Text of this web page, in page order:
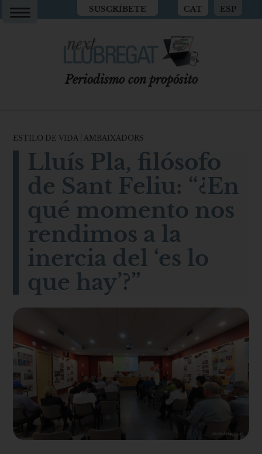
SUSCRÍBETE CAT ESP
Periodismo con propósito
ESTILO DE VIDA AMBAIXADORS
Lluís Pla, filósofo
de Sant Feliu: “¿En
qué momento nos
rendimos a la
inercia del ‘es lo
que hay’?”